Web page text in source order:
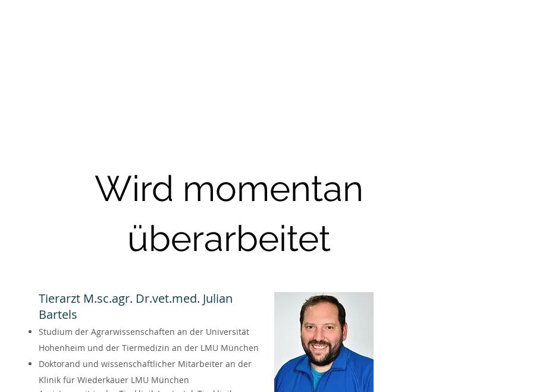
Tierarzt M.sc.agr. Dr.vet.med. Julian
Bartels
Studium der Agrarwissenschaften an der Universität
Hohenheim und der Tiermedizin an der LMU München
Doktorand und wissenschaftlicher Mitarbeiter an der
Klinik für Wiederkäuer LMU München
Wird momentan
überarbeitet